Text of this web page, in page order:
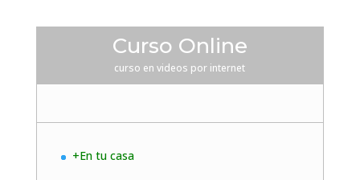
Curso Online
curso en videos por internet
+En tu casa